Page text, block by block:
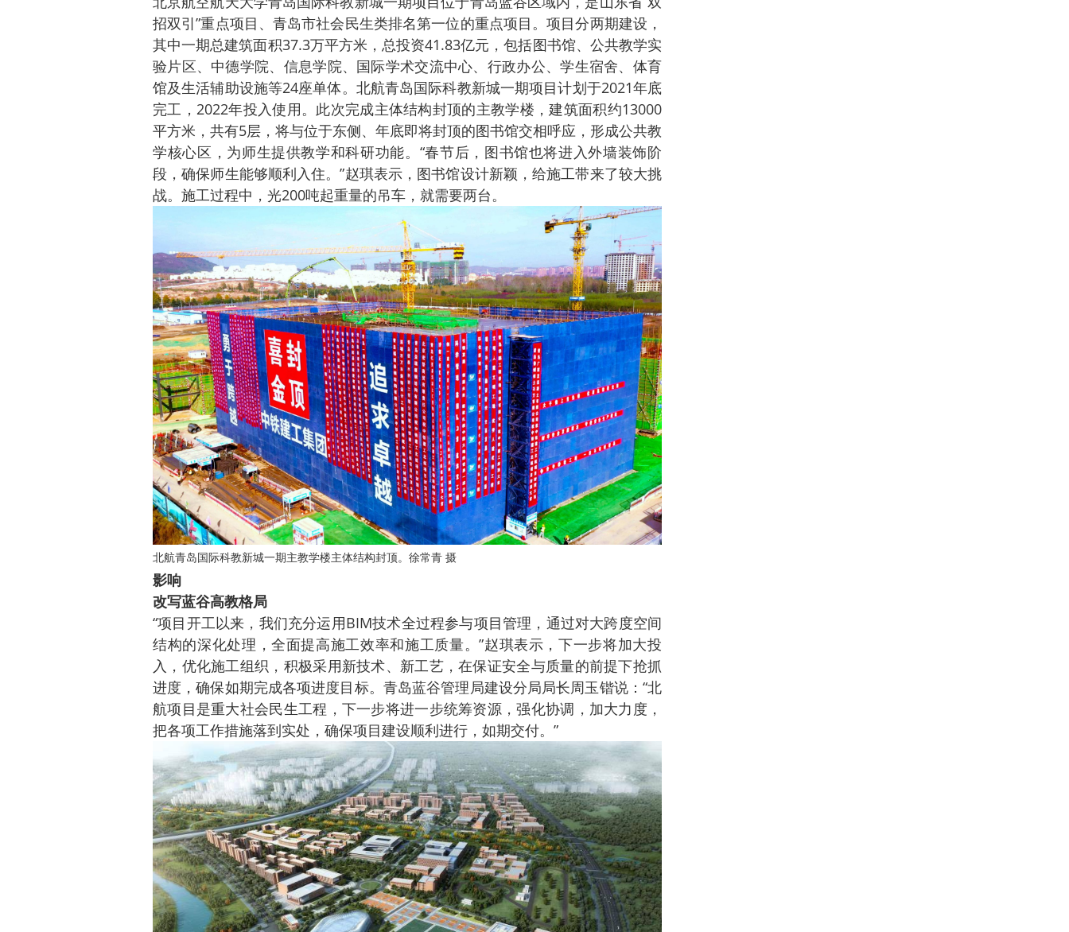
招双引”重点项目、青岛市社会民生类排名第一位的重点项目。项目分两期建设，
其中一期总建筑面积37.3万平方米，总投资41.83亿元，包括图书馆、公共教学实
验片区、中德学院、信息学院、国际学术交流中心、行政办公、学生宿舍、体育
馆及生活辅助设施等24座单体。北航青岛国际科教新城一期项目计划于2021年底
完工，2022年投入使用。此次完成主体结构封顶的主教学楼，建筑面积约13000
平方米，共有5层，将与位于东侧、年底即将封顶的图书馆交相呼应，形成公共教
学核心区，为师生提供教学和科研功能。“春节后，图书馆也将进入外墙装饰阶
段，确保师生能够顺利入住。”赵琪表示，图书馆设计新颖，给施工带来了较大挑
战。施工过程中，光200吨起重量的吊车，就需要两台。
北航青岛国际科教新城一期主教学楼主体结构封顶。徐常青 摄
影响
改写蓝谷高教格局
“项目开工以来，我们充分运用BIM技术全过程参与项目管理，通过对大跨度空间
结构的深化处理，全面提高施工效率和施工质量。”赵琪表示，下一步将加大投
入，优化施工组织，积极采用新技术、新工艺，在保证安全与质量的前提下抢抓
进度，确保如期完成各项进度目标。青岛蓝谷管理局建设分局局长周玉锴说：“北
航项目是重大社会民生工程，下一步将进一步统筹资源，强化协调，加大力度，
把各项工作措施落到实处，确保项目建设顺利进行，如期交付。”